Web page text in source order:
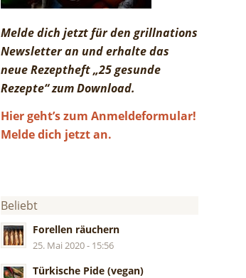
Melde dich jetzt für den grillnations
Newsletter an und erhalte das
neue Rezeptheft „25 gesunde
Rezepte“ zum Download.
Hier geht’s zum Anmeldeformular!
Melde dich jetzt an.
Beliebt
Forellen räuchern
25. Mai 2020 - 15:56
Türkische Pide (vegan)